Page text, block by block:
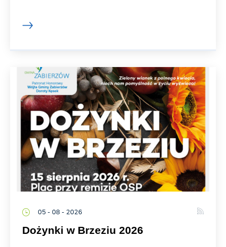
05 - 08 - 2026
Dożynki w Brzeziu 2026